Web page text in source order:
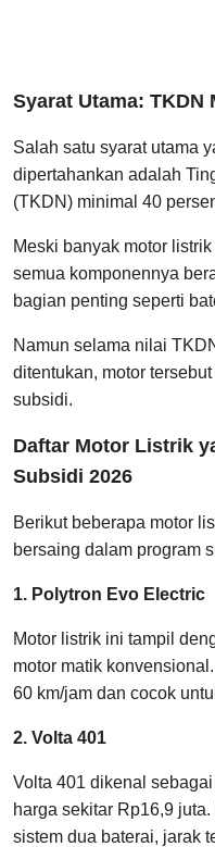
Syarat Utama: TKDN
Salah satu syarat utama
dipertahankan adalah
(TKDN) minimal 40
Meski banyak motor
semua komponennya
bagian penting seperti
Namun selama nilai
ditentukan, motor
subsidi.
Daftar Motor Listrik
Subsidi 2026
Berikut beberapa motor
bersaing dalam program
1. Polytron Evo Electric
Motor listrik ini tampil
motor matik
60 km/jam dan cocok
2. Volta 401
Volta 401 dikenal
harga sekitar Rp16,9
sistem dua baterai, jarak